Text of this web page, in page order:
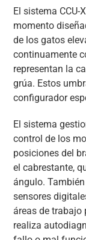
El sistema
momento
de los gatos
continuamente
representan la
grúa. Estos
configurador
El sistema
control de los
posiciones del
el cabrestante,
ángulo.
sensores
áreas de
realiza